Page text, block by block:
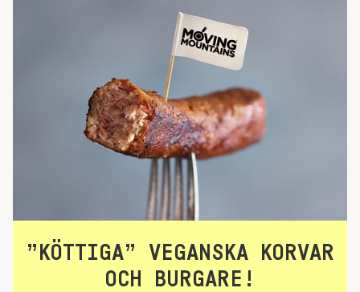
”KÖTTIGA” VEGANSKA KORVAR
OCH BURGARE!